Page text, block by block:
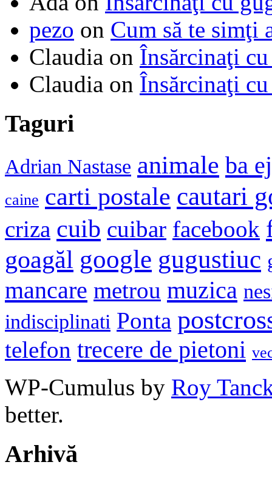
pezo on Cum să te simţi
Claudia on Însărcinaţi
Claudia on Însărcinaţi
Taguri
Adrian Nastase animale ba
caine carti postale cautari
criza cuib cuibar facebook
goagăl google gugustiuc
mancare metrou muzica
indisciplinati Ponta
telefon trecere de pietoni
WP-Cumulus by Roy
better.
Arhivă